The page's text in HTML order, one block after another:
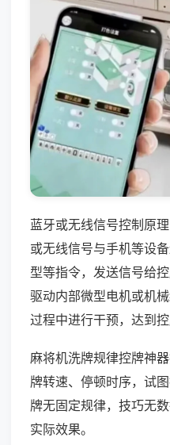
蓝牙或无线信号控制原
或无线信号与手机等设
型等指令，发送信号给
驱动内部微型电机或机
过程中进行干预，达到控
麻将机洗牌规律控牌神
牌转速、停顿时序，试
牌无固定规律，技巧无
实际效果。